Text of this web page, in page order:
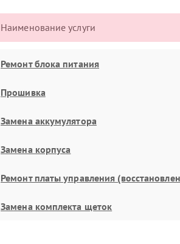
Наименование услуги
Ремонт блока питания
Прошивка
Замена аккумулятора
Замена корпуса
Ремонт платы управления
Замена комплекта щеток